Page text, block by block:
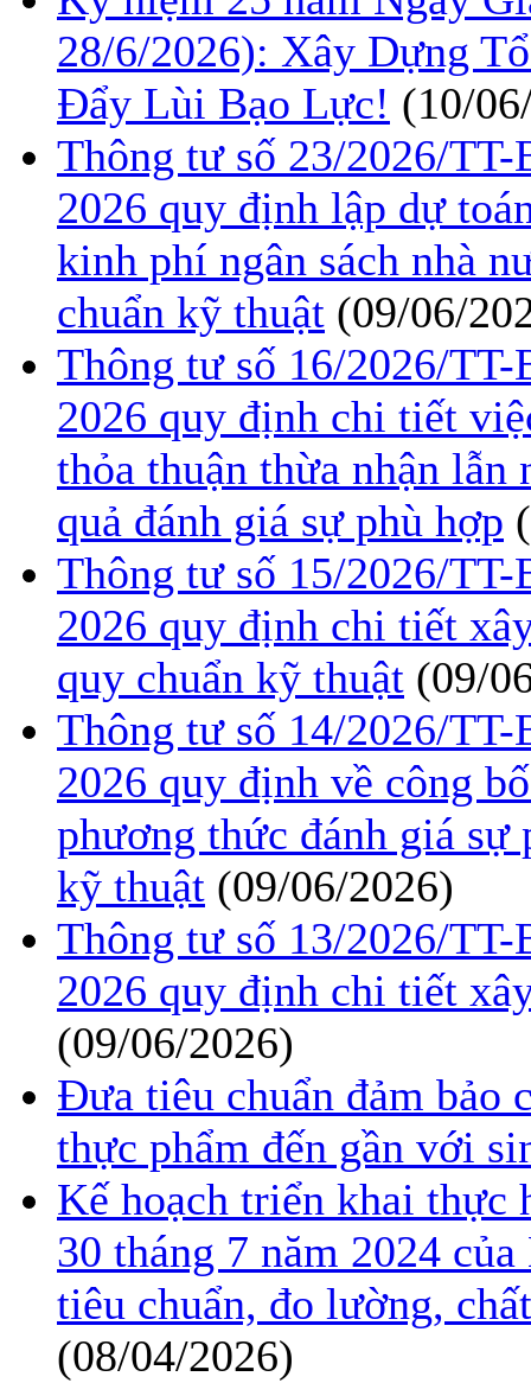
28/6/2026): Xây Dựng
Đẩy Lùi Bạo Lực! (10/
Thông tư số 23/2026/
2026 quy định lập dự
kinh phí ngân sách nhà
chuẩn kỹ thuật (09/06/
Thông tư số 16/2026/
2026 quy định chi tiết
thỏa thuận thừa nhận lẫn
quả đánh giá sự phù hợp
Thông tư số 15/2026/
2026 quy định chi tiết
quy chuẩn kỹ thuật (09/
Thông tư số 14/2026/
2026 quy định về công
phương thức đánh giá sự
kỹ thuật (09/06/2026)
Thông tư số 13/2026/
2026 quy định chi tiết
(09/06/2026)
Đưa tiêu chuẩn đảm bảo
thực phẩm đến gần với
Kế hoạch triển khai thực
30 tháng 7 năm 2024
tiêu chuẩn, đo lường,
(08/04/2026)